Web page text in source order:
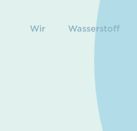
Wir Wasserstoff